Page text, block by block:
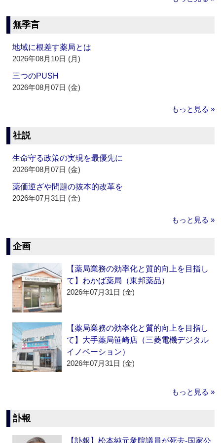
無季言
地域に根差す薬局とは
2026年08月10日 (月)
三つのPUSH
2026年08月07日 (金)
もっと見る »
社説
生命守る政策の実現を最優先に
2026年08月07日 (金)
薬価逆ざや問題の抜本的改革を
2026年07月31日 (金)
もっと見る »
企画
【薬局業務の効率化と質的向上を目指し
て】わかば薬局（東邦薬品）
2026年07月31日 (金)
【薬局業務の効率化と質的向上を目指し
て】大手薬局笹崎店（三菱電機デジタル
イノベーション）
2026年07月31日 (金)
もっと見る »
訃報
【訃報】松本純元衆院議員が死去‐国家公